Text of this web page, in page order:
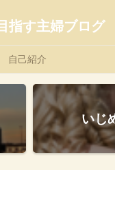
指す主婦ブログ
自己紹介
いじ